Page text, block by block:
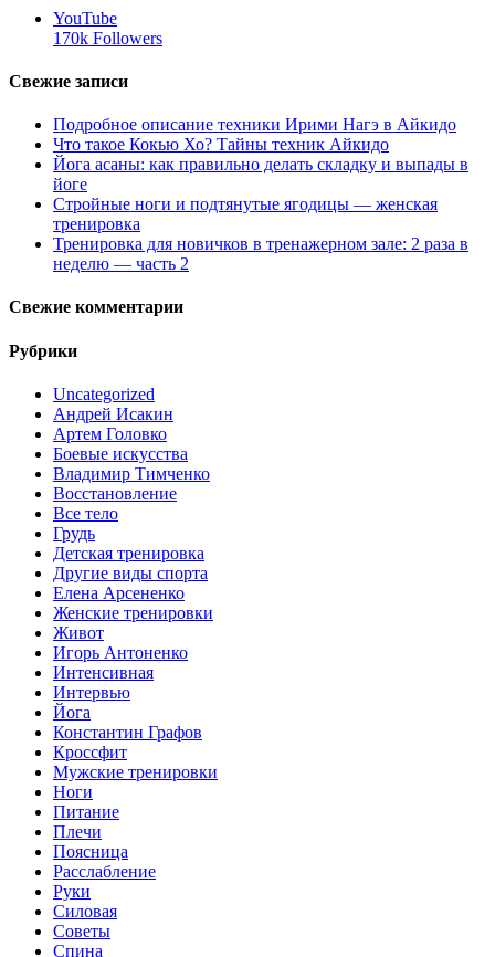
YouTube
170k Followers
Свежие записи
Подробное описание техники Ирими Нагэ в Айкидо
Что такое Кокью Хо? Тайны техник Айкидо
Йога асаны: как правильно делать складку и выпады в
йоге
Стройные ноги и подтянутые ягодицы — женская
тренировка
Тренировка для новичков в тренажерном зале: 2 раза в
неделю — часть 2
Свежие комментарии
Рубрики
Uncategorized
Андрей Исакин
Артем Головко
Боевые искусства
Владимир Тимченко
Восстановление
Все тело
Грудь
Детская тренировка
Другие виды спорта
Елена Арсененко
Женские тренировки
Живот
Игорь Антоненко
Интенсивная
Интервью
Йога
Константин Графов
Кроссфит
Мужские тренировки
Ноги
Питание
Плечи
Поясница
Расслабление
Руки
Силовая
Советы
Спина